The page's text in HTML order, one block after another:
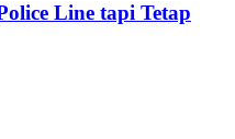
Line tapi Tetap